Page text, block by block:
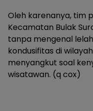
Oleh karenanya, tim
Kecamatan Bulak
tanpa mengenal
kondusifitas di
menyangkut soal
wisatawan. (q cox)